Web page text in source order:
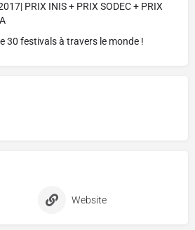
PRIX INIS + PRIX SODEC + PRIX
30 festivals à travers le monde !
Website